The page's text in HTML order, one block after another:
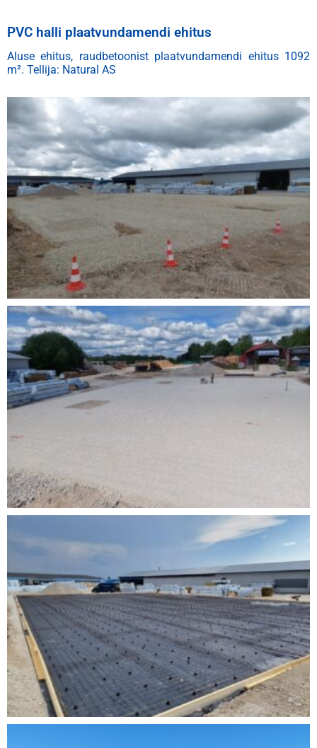
PVC halli plaatvundamendi ehitus
Aluse ehitus, raudbetoonist plaatvundamendi ehitus 1092
m². Tellija: Natural AS